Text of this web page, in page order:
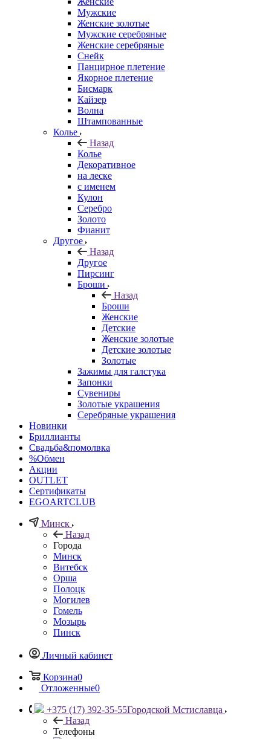
Мужские
Женские золотые
Мужские серебряные
Женские серебряные
Снейк
Панцирное плетение
Якорное плетение
Бисмарк
Кайзер
Волна
Штампованные
Колье
Назад
Колье
Декоративное
на леске
с именем
Кулон
Серебро
Золото
Фианит
Другое
Назад
Другое
Пирсинг
Броши
Назад
Броши
Женские
Детские
Женские золотые
Детские золотые
Золотые
Зажимы для галстука
Запонки
Сувениры
Золотые украшения
Серебряные украшения
Новинки
Бриллианты
Свадьба&помолвка
%Обмен
Акции
OUTLET
Сертификаты
EGOARTCLUB
Минск
Назад
Города
Минск
Витебск
Орша
Полоцк
Могилев
Гомель
Мозырь
Пинск
Личный кабинет
Корзина0
Отложенные0
+375 (17) 392-35-55Городской Мстиславца
Назад
Телефоны